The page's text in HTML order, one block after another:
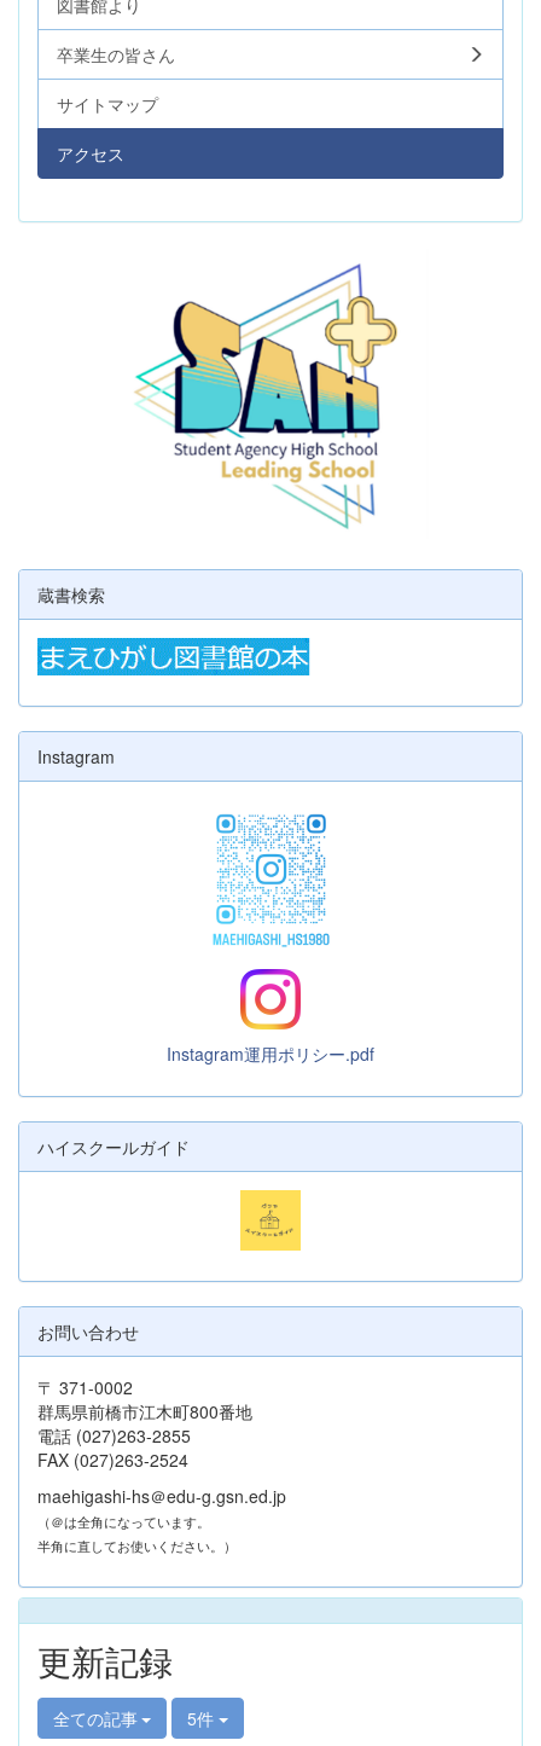
卒業生の皆さん
サイトマップ
アクセス
蔵書検索
Instagram
Instagram運用ポリシー.pdf
ハイスクールガイド
お問い合わせ
〒 371-0002
群馬県前橋市江木町800番地
電話 (027)263-2855
FAX (027)263-2524
maehigashi-hs＠edu-g.gsn.ed.jp
（＠は全角になっています。
半角に直してお使いください。）
更新記録
全ての記事 5件